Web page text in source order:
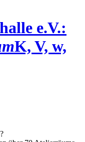
e.V.:
K, V, w,